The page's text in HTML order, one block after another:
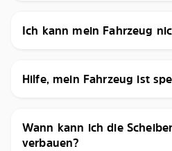
Ich kann mein Fahrzeug
Hilfe, mein Fahrzeug ist
Wann kann ich die
verbauen?